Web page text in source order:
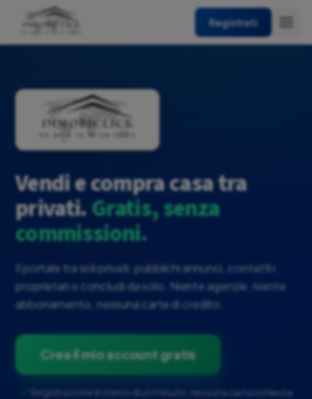
Registrati
Vendi e compra casa tra
privati.Gratis, senza
commissioni.
Il portale tra soli privati: pubblichi annunci, contatti i
proprietari e concludi da solo. Niente agenzie, niente
abbonamento, nessuna carta di credito.
Crea il mio account gratis
Registrazione in meno di un minuto, nessuna carta richiesta